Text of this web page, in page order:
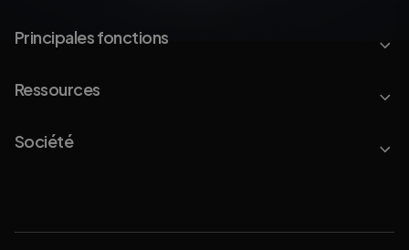
Principales fonctions
Ressources
Société